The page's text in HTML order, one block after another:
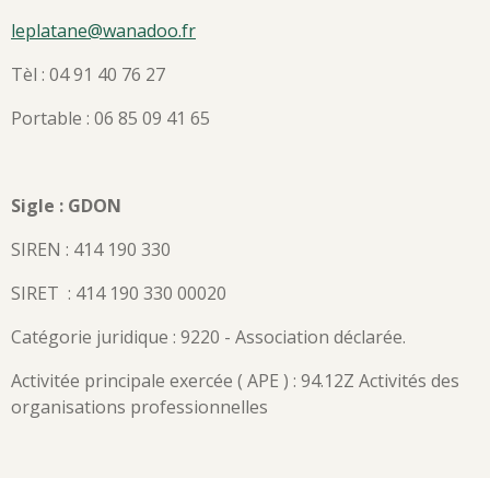
leplatane@wanadoo.fr
Tèl : 04 91 40 76 27
Portable : 06 85 09 41 65
Sigle : GDON
SIREN : 414 190 330
SIRET : 414 190 330 00020
Catégorie juridique : 9220 - Association déclarée.
Activitée principale exercée ( APE ) : 94.12Z Activités des
organisations professionnelles